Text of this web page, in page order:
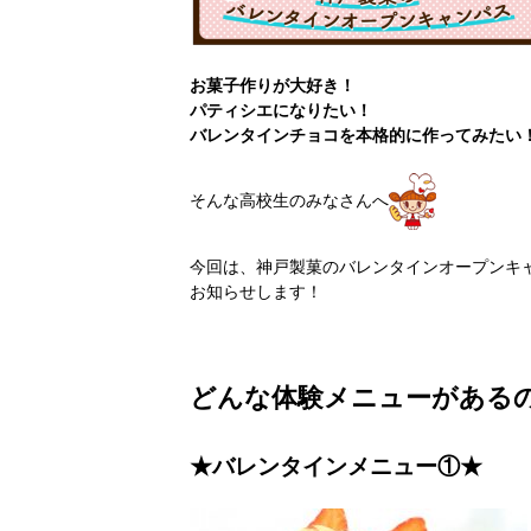
お菓子作りが大好き！
パティシエになりたい！
バレンタインチョコを本格的に作ってみたい！
そんな高校生のみなさんへ
今回は、神戸製菓のバレンタインオープンキ
お知らせします！
どんな体験メニューがある
★バレンタインメニュー①★